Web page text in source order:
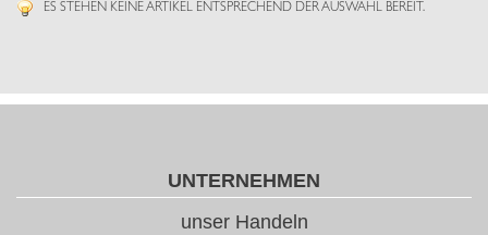
ES STEHEN KEINE ARTIKEL ENTSPRECHEND DER AUSWAHL BEREIT.
UNTERNEHMEN
unser Handeln